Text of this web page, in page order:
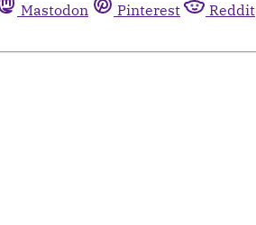
Mastodon Pinterest Reddit